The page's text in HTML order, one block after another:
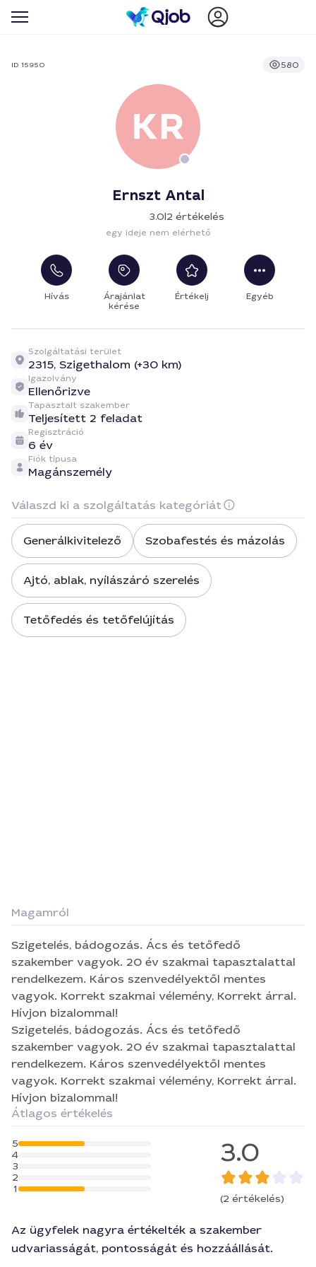
ID 15950 580
Ernszt Antal
3.0|2 értékelés
egy ideje nem elérhető
Hívás
Árajánlat
kérése
Értékelj Egyéb
Szolgáltatási terület
2315, Szigethalom (+30 km)
Igazolvány
Ellenőrizve
Tapasztalt szakember
Teljesített 2 feladat
Regisztráció
6 év
Fiók típusa
Magánszemély
Válaszd ki a szolgáltatás kategóriát
Generálkivitelező Szobafestés és mázolás
Ajtó, ablak, nyílászáró szerelés
Tetőfedés és tetőfelújítás
Magamról
Szigetelés, bádogozás. Ács és tetőfedő
szakember vagyok. 20 év szakmai tapasztalattal
rendelkezem. Káros szenvedélyektől mentes
vagyok. Korrekt szakmai vélemény, Korrekt árral.
Hívjon bizalommal!
Szigetelés, bádogozás. Ács és tetőfedő
szakember vagyok. 20 év szakmai tapasztalattal
rendelkezem. Káros szenvedélyektől mentes
vagyok. Korrekt szakmai vélemény, Korrekt árral.
Hívjon bizalommal!
Átlagos értékelés
3.0
(2 értékelés)
5
4
3
2
1
Az ügyfelek nagyra értékelték a szakember
udvariasságát, pontosságát és hozzáállását.